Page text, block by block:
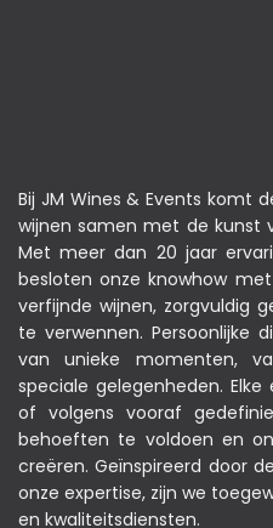
Bij JM Wines & Events komt
wijnen samen met de kunst
Met meer dan 20 jaar
besloten onze knowhow
verfijnde wijnen, zorgvuldig
te verwennen. Persoonlijke
van unieke momenten,
speciale gelegenheden.
of volgens vooraf
behoeften te voldoen en
creëren. Geïnspireerd door
onze expertise, zijn we
en kwaliteitsdiensten.